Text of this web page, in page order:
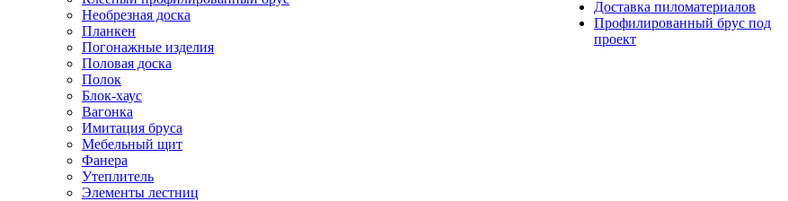
Необрезная доска
Планкен
Погонажные изделия
Половая доска
Полок
Блок-хаус
Вагонка
Имитация бруса
Мебельный щит
Фанера
Утеплитель
Элементы лестниц
Доставка пиломатериалов
Профилированный брус под
проект